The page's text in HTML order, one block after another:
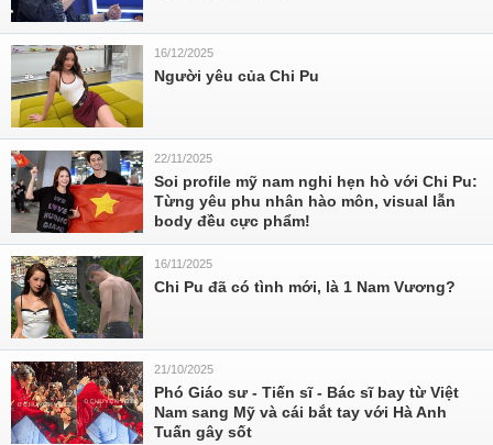
16/12/2025
Người yêu của Chi Pu
22/11/2025
Soi profile mỹ nam nghi hẹn hò với Chi Pu:
Từng yêu phu nhân hào môn, visual lẫn
body đều cực phẩm!
16/11/2025
Chi Pu đã có tình mới, là 1 Nam Vương?
21/10/2025
Phó Giáo sư - Tiến sĩ - Bác sĩ bay từ Việt
Nam sang Mỹ và cái bắt tay với Hà Anh
Tuấn gây sốt